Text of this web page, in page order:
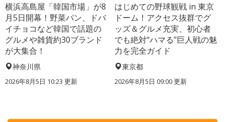
横浜高島屋「韓国市場」が8
月5日開幕！野菜パン、ドバ
イチョコなど韓国で話題の
グルメや雑貨約30ブランド
が大集合！
神奈川県
2026年8月5日 10:23 更新
はじめての野球観戦 in 東京
ドーム！アクセス抜群でグ
ッズ＆グルメ充実、初心者
でも絶対“ハマる”巨人戦の魅
力を完全ガイド
東京都
2026年8月5日 09:00更新